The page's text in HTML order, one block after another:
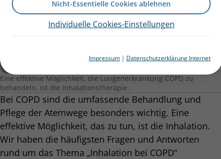
Nicht-Essentielle Cookies ablehnen
Individuelle Cookies-Einstellungen
Impressum | Datenschutzerklärung Internet
Eine effektive Möglichkeit, die Lungenerkrankung COPD zu
behandeln, ist die Inhalationstherapie.
Bei COPD sind die umfassende Behandlung und
Pflege der Atemwege besonders wichtig. Eine
effektive Möglichkeit, das zu tun, ist die Inhalation.
Wir haben die häufigsten Fragen und Antworten
rund um das Thema „Inhalation bei COPD“